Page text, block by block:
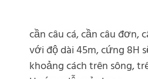
cần câu cá, cần câu đơn,
với độ dài 45m, cứng 8H
khoảng cách trên sông,